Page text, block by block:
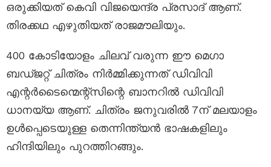
ഒരുക്കിയത് കെവി വിജയെന്ദ്ര പ്രസാദ് ആണ്.
തിരക്കഥ എഴുതിയത് രാജമൗലിയും.
400 കോടിയോളം ചിലവ് വരുന്ന ഈ മെഗാ
ബഡ്ജറ്റ് ചിത്രം നിർമ്മിക്കുന്നത് ഡിവിവി
എന്റർടൈന്മെന്റ്സിന്റെ ബാനറിൽ ഡിവിവി
ധാനയ്യ ആണ്. ചിത്രം ജനുവരിൽ 7ന് മലയാളം
ഉൾപ്പെടെയുള്ള തെന്നിന്ത്യൻ ഭാഷകളിലും
ഹിന്ദിയിലും പുറത്തിറങ്ങും.